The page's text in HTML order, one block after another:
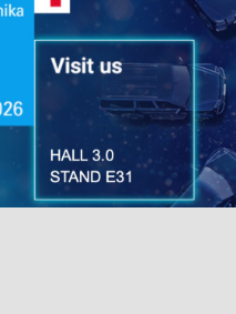
e de Nível 1, incluindo:
Soluções térmicas
híbridos e VEB